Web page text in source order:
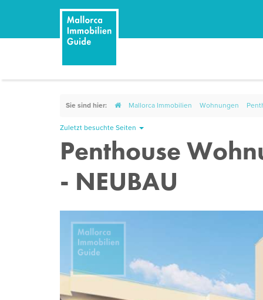
Sie sind hier: Mallorca Immobilien Wohnungen
Zuletzt besuchte Seiten
Penthouse
- NEUBAU